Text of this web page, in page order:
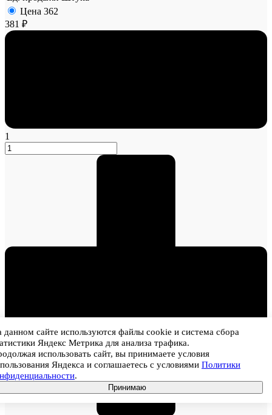
Цена 362
381 ₽
1
данном сайте используются файлы cookie и система сбора
Яндекс Метрика для анализа трафика.
использовать сайт, вы принимаете условия
Яндекса и соглашаетесь с условиями Политики
.
Принимаю